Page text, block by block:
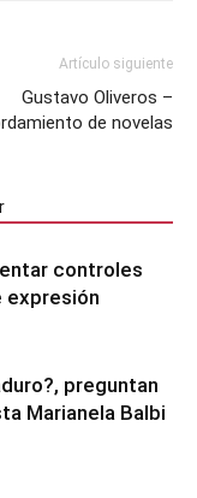
Artículo siguiente
Gustavo Oliveros –
de novelas
controles
expresión
preguntan
Marianela Balbi